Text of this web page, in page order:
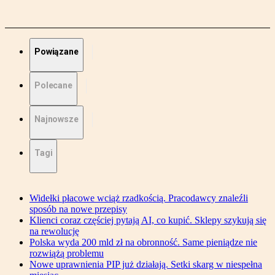
Powiązane
Polecane
Najnowsze
Tagi
Widełki płacowe wciąż rzadkością. Pracodawcy znaleźli
sposób na nowe przepisy
Klienci coraz częściej pytają AI, co kupić. Sklepy szykują się
na rewolucję
Polska wyda 200 mld zł na obronność. Same pieniądze nie
rozwiążą problemu
Nowe uprawnienia PIP już działają. Setki skarg w niespełna